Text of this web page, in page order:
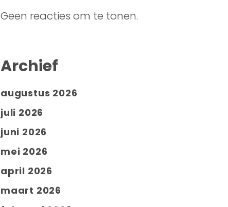
Geen reacties om te tonen.
Archief
augustus 2026
juli 2026
juni 2026
mei 2026
april 2026
maart 2026